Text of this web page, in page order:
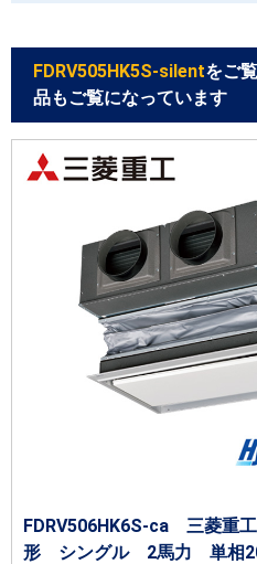
FDRV505HK5S-silentをご
品もご覧になっています
FDRV506HK6S-ca 三菱重
形 シングル 2馬力 単相